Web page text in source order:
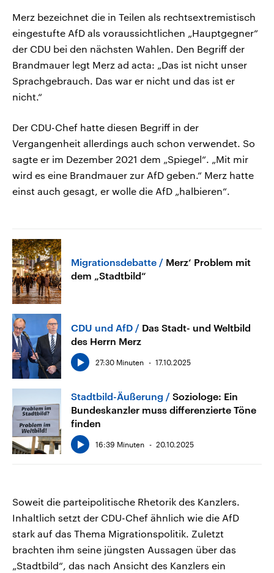
Merz bezeichnet die in Teilen als rechtsextremistisch
eingestufte AfD als voraussichtlichen „Hauptgegner“
der CDU bei den nächsten Wahlen. Den Begriff der
Brandmauer legt Merz ad acta: „Das ist nicht unser
Sprachgebrauch. Das war er nicht und das ist er
nicht.“
Der CDU-Chef hatte diesen Begriff in der
Vergangenheit allerdings auch schon verwendet. So
sagte er im Dezember 2021 dem „Spiegel“. „Mit mir
wird es eine Brandmauer zur AfD geben.“ Merz hatte
einst auch gesagt, er wolle die AfD „halbieren“.
Migrationsdebatte
Merz‘ Problem mit
dem „Stadtbild“
CDU und AfD
Das Stadt- und Weltbild
des Herrn Merz
27:30 Minuten 17.10.2025
Stadtbild-Äußerung
Soziologe: Ein
Bundeskanzler muss differenzierte Töne
finden
16:39 Minuten 20.10.2025
Soweit die parteipolitische Rhetorik des Kanzlers.
Inhaltlich setzt der CDU-Chef ähnlich wie die AfD
stark auf das Thema Migrationspolitik. Zuletzt
brachten ihm seine jüngsten Aussagen über das
„Stadtbild“, das nach Ansicht des Kanzlers ein